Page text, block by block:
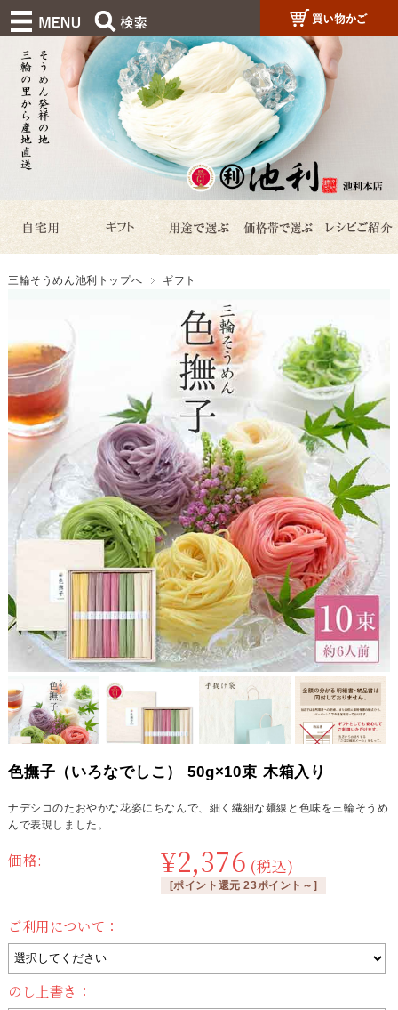
三輪そうめん池利トップへ ギフト
色撫子（いろなでしこ） 50g×10束 木箱入り
ナデシコのたおやかな花姿にちなんで、細く繊細な麺線と色味を三輪そうめ
んで表現しました。
価格: ¥2,376 (税込)
[ポイント還元 23ポイント～]
ご利用について：
のし上書き：